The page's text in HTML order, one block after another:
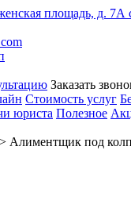
площадь, д. 7А
Заказать
Стоимость услуг
юриста Полезное
> Алиментщик под